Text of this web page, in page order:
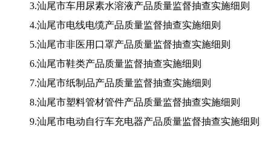
3.汕尾市车用尿素水溶液产品质量监督抽查实施细则
4.汕尾市电线电缆产品质量监督抽查实施细则
5.汕尾市非医用口罩产品质量监督抽查实施细则
6.汕尾市鞋类产品质量监督抽查实施细则
7.汕尾市纸制品产品质量监督抽查实施细则
8.汕尾市塑料管材管件产品质量监督抽查实施细则
9.汕尾市电动自行车充电器产品质量监督抽查实施细则